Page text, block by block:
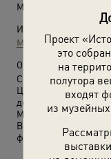
Проект
это
на
полутора
входят
из
Московская обл., пос.
Источники:
МАММ / МДФ
О фотографии:
С 14 января 1929
Центрально-
до 3 июня 1929 года,
Московская область.
Выставки
«И все это
фотографией.